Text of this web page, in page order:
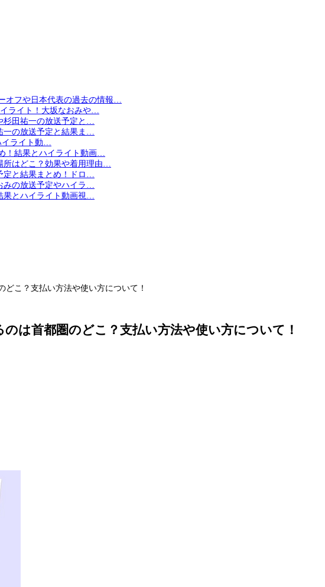
オフや日本代表の過去の情報…
ライト！大坂なおみや…
杉田祐一の放送予定と…
一の放送予定と結果ま…
イライト動…
！結果とハイライト動画…
所はどこ？効果や着用理由…
定と結果まとめ！ドロ…
みの放送予定やハイラ…
果とハイライト動画視…
こ？支払い方法や使い方について！
は首都圏のどこ？支払い方法や使い方について！